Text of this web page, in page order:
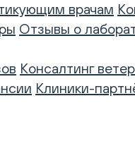
врачам
Отзывы о
Консалтинг
Клиники-